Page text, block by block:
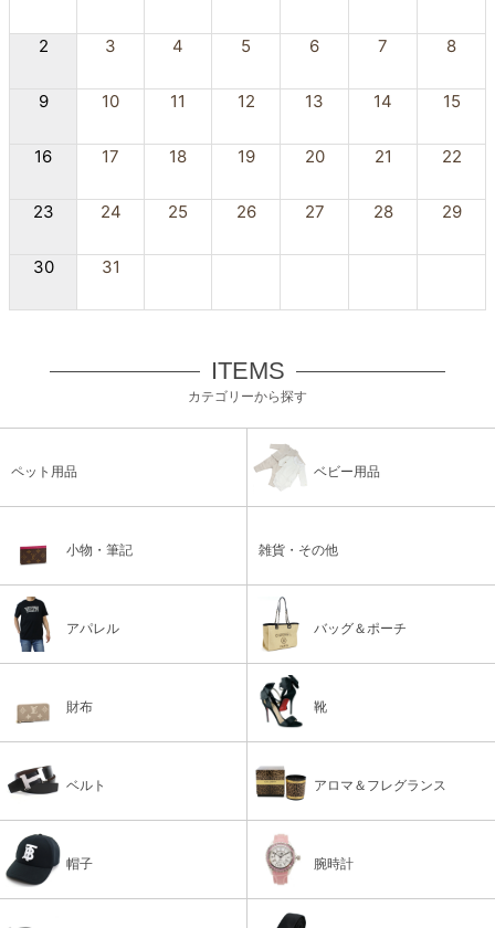
2 3 4 5 6 7 8
9 10 11 12 13 14 15
16 17 18 19 20 21 22
23 24 25 26 27 28 29
30 31
ITEMS
カテゴリーから探す
ペット用品 ベビー用品
小物・筆記 雑貨・その他
アパレル バッグ＆ポーチ
財布 靴
ベルト アロマ＆フレグランス
帽子 腕時計